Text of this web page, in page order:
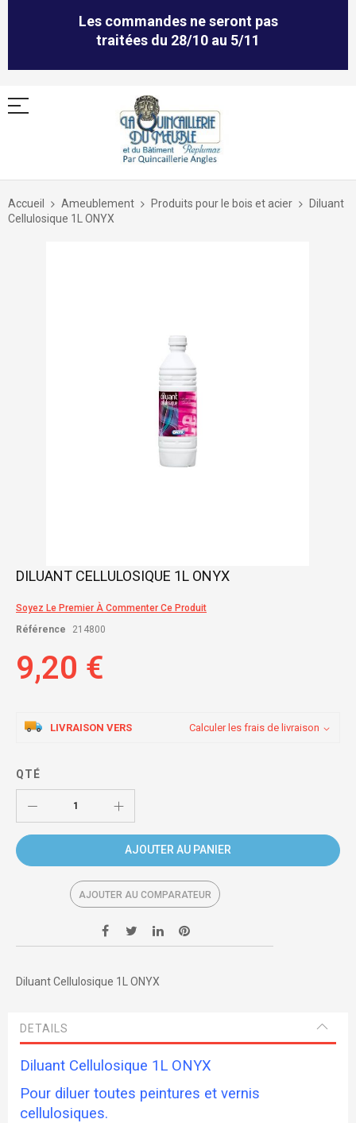
Les commandes ne seront pas
traitées du 28/10 au 5/11
Allez
contenu
Accueil Ameublement Produits pour le bois et acier
Diluant
Cellulosique 1L ONYX
Skip
beginning
of
gallery
DILUANT CELLULOSIQUE 1L ONYX
Soyez Le Premier À Commenter Ce Produit
Référence
214800
9,20 €
LIVRAISON VERS Calculer les frais de livraison
QTÉ
AJOUTER AU PANIER
AJOUTER AU COMPARATEUR
Diluant Cellulosique 1L ONYX
DETAILS
Diluant Cellulosique 1L ONYX
Pour diluer toutes peintures et vernis
cellulosiques.